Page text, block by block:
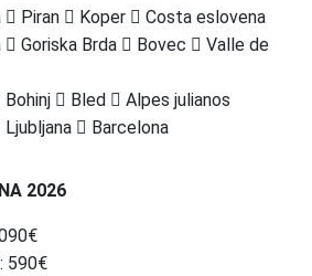
Piran Koper
Costa eslovena
Goriska Brda Bovec
Valle de
Bohinj Bled
Alpes julianos
Ljubljana Barcelona
2026
590€